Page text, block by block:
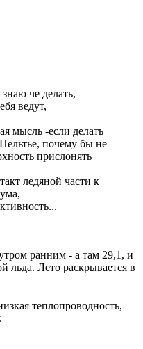
че делать,
ведут,
мысль -если делать
почему бы не
прислонять
ледяной части к
ранним - а там 29,1, и
льда. Лето раскрывается в
теплопроводность,